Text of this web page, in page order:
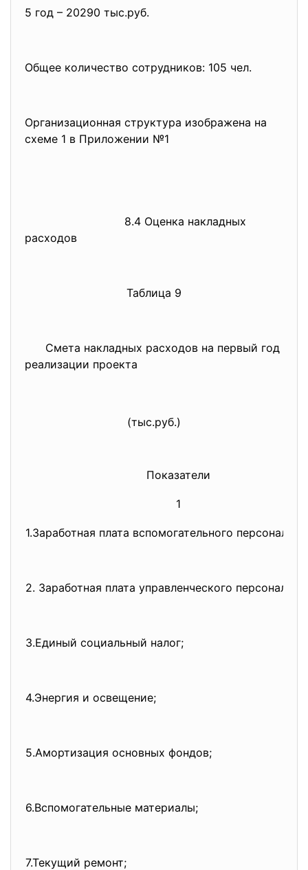
5 год – 20290 тыс.руб.
Общее количество сотрудников: 105 чел.
Организационная структура изображена на
схеме 1 в Приложении №1
8.4 Оценка накладных
расходов
Таблица 9
Смета накладных расходов на первый год
реализации проекта
(тыс.руб.)
Показатели
1
1.Заработная плата вспомогательного персонала;
2. Заработная плата управленческого персонала;
3.Единый социальный налог;
4.Энергия и освещение;
5.Амортизация основных фондов;
6.Вспомогательные материалы;
7.Текущий ремонт;